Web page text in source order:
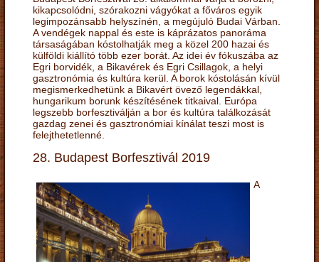
kikapcsolódni, szórakozni vágyókat a főváros egyik
legimpozánsabb helyszínén, a megújuló Budai Várban.
A vendégek nappal és este is káprázatos panoráma
társaságában kóstolhatják meg a közel 200 hazai és
külföldi kiállító több ezer borát. Az idei év fókuszába az
Egri borvidék, a Bikavérek és Egri Csillagok, a helyi
gasztronómia és kultúra kerül. A borok kóstolásán kívül
megismerkedhetünk a Bikavért övező legendákkal,
hungarikum borunk készítésének titkaival. Európa
legszebb borfesztiválján a bor és kultúra találkozását
gazdag zenei és gasztronómiai kínálat teszi most is
felejthetetlenné.
28. Budapest Borfesztivál 2019
A